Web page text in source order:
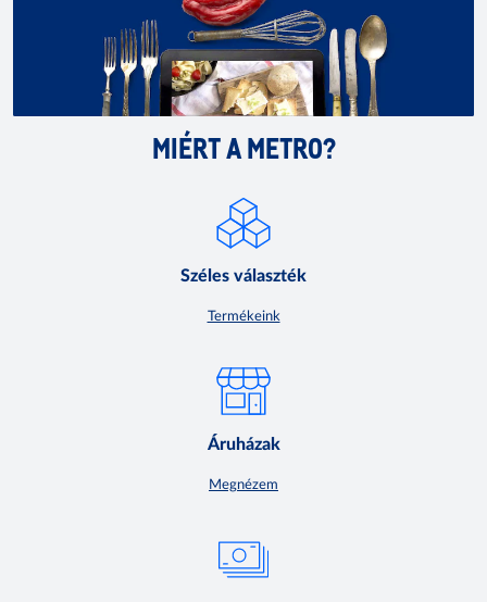
MIÉRT A METRO?
Széles választék
Termékeink
Áruházak
Megnézem